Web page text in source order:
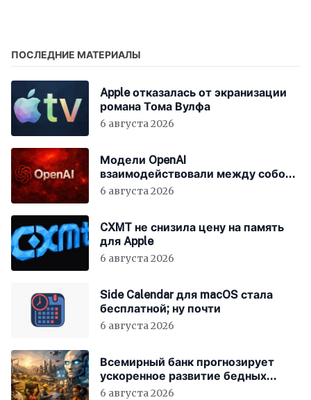
ПОСЛЕДНИЕ МАТЕРИАЛЫ
Apple отказалась от экранизации
романа Тома Вулфа
6 августа 2026
Модели OpenAI
взаимодействовали между собой
до взлома Hugging Face
6 августа 2026
CXMT не снизила цену на память
для Apple
6 августа 2026
Side Calendar для macOS стала
бесплатной; ну почти
6 августа 2026
Всемирный банк прогнозирует
ускоренное развитие бедных
стран за счёт ИИ
6 августа 2026